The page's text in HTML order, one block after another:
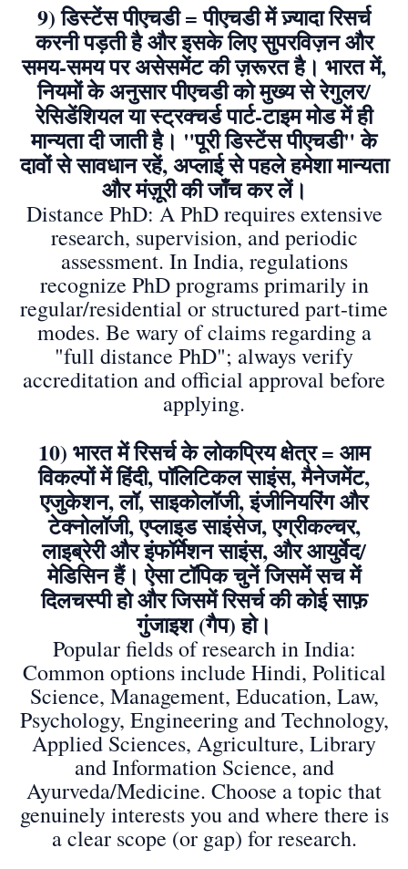
9) डिस्टेंस पीएचडी = पीएचडी में ज़्यादा रिसर्च
करनी पड़ती है और इसके लिए सुपरविज़न और
समय-समय पर असेसमेंट की ज़रूरत है। भारत में,
नियमों के अनुसार पीएचडी को मुख्य से रेगुलर/
रेसिडेंशियल या स्ट्रक्चर्ड पार्ट-टाइम मोड में ही
मान्यता दी जाती है। "पूरी डिस्टेंस पीएचडी" के
दावों से सावधान रहें, अप्लाई से पहले हमेशा मान्यता
और मंज़ूरी की जाँच कर लें।
Distance PhD: A PhD requires extensive
research, supervision, and periodic
assessment. In India, regulations
recognize PhD programs primarily in
regular/residential or structured part-time
modes. Be wary of claims regarding a
"full distance PhD"; always verify
accreditation and official approval before
applying.
10) भारत में रिसर्च के लोकप्रिय क्षेत्र = आम
विकल्पों में हिंदी, पॉलिटिकल साइंस, मैनेजमेंट,
एजुकेशन, लॉ, साइकोलॉजी, इंजीनियरिंग और
टेक्नोलॉजी, एप्लाइड साइंसेज, एग्रीकल्चर,
लाइब्रेरी और इंफॉर्मेशन साइंस, और आयुर्वेद/
मेडिसिन हैं। ऐसा टॉपिक चुनें जिसमें सच में
दिलचस्पी हो और जिसमें रिसर्च की कोई साफ़
गुंजाइश (गैप) हो।
Popular fields of research in India:
Common options include Hindi, Political
Science, Management, Education, Law,
Psychology, Engineering and Technology,
Applied Sciences, Agriculture, Library
and Information Science, and
Ayurveda/Medicine. Choose a topic that
genuinely interests you and where there is
a clear scope (or gap) for research.